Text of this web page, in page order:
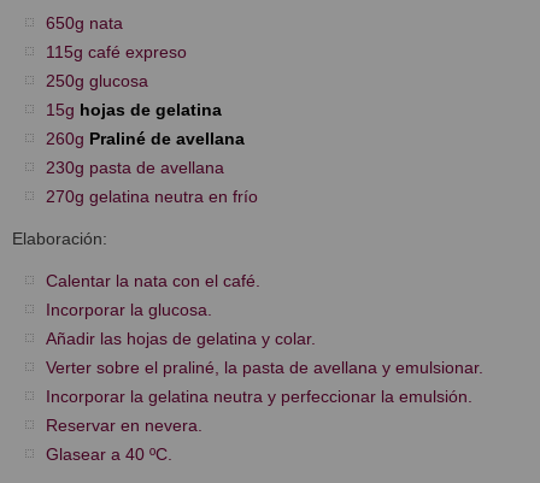
650g nata
115g café expreso
250g glucosa
15g hojas de gelatina
260g Praliné de avellana
230g pasta de avellana
270g gelatina neutra en frío
Elaboración:
Calentar la nata con el café.
Incorporar la glucosa.
Añadir las hojas de gelatina y colar.
Verter sobre el praliné, la pasta de avellana y emulsionar.
Incorporar la gelatina neutra y perfeccionar la emulsión.
Reservar en nevera.
Glasear a 40 ºC.